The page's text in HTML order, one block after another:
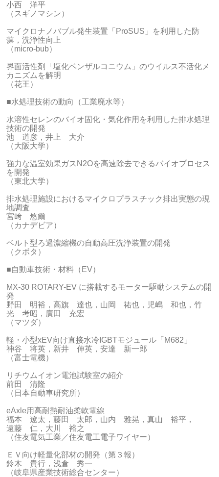
小西 洋平
（スギノマシン）
マイクロナノバブル発生装置「ProSUS」を利用した防
藻，洗浄性向上
（micro-bub）
界面活性剤「塩化ベンザルコニウム」のウイルス不活化メ
カニズムを解明
（花王）
■水処理技術の動向（工業廃水等）
水溶性セレンのバイオ固化・気化作用を利用した排水処理
技術の開発
池 道彦，井上 大介
（大阪大学）
強力な温室効果ガスN2Oを高速除去できるバイオプロセス
を開発
（東北大学）
排水処理施設におけるマイクロプラスチック排出実態の現
地調査
宮﨑 悠爾
（カナデビア）
ベルト型ろ過濃縮機の自動高圧洗浄装置の開発
（クボタ）
■自動車技術・材料（EV）
MX-30 ROTARY-EV に搭載するモーター駆動システムの開
発
野田 明裕，高旗 達也，山岡 祐也，児嶋 和也，竹
光 考昭，廣田 充宏
（マツダ）
軽・小型xEV向け直接水冷IGBTモジュール「M682」
神谷 将英，新井 伸英，安達 新一郎
（富士電機）
リチウムイオン電池試験室の紹介
前田 清隆
（日本自動車研究所）
eAxle用高耐熱耐油柔軟電線
福本 遼太，藤田 太郎，山内 雅晃，真山 裕平，
遠藤 仁，大川 裕之
（住友電気工業／住友電工電子ワイヤー）
ＥＶ向け軽量化部材の開発（第３報）
鈴木 貴行，浅倉 秀一
（岐阜県産業技術総合センター）